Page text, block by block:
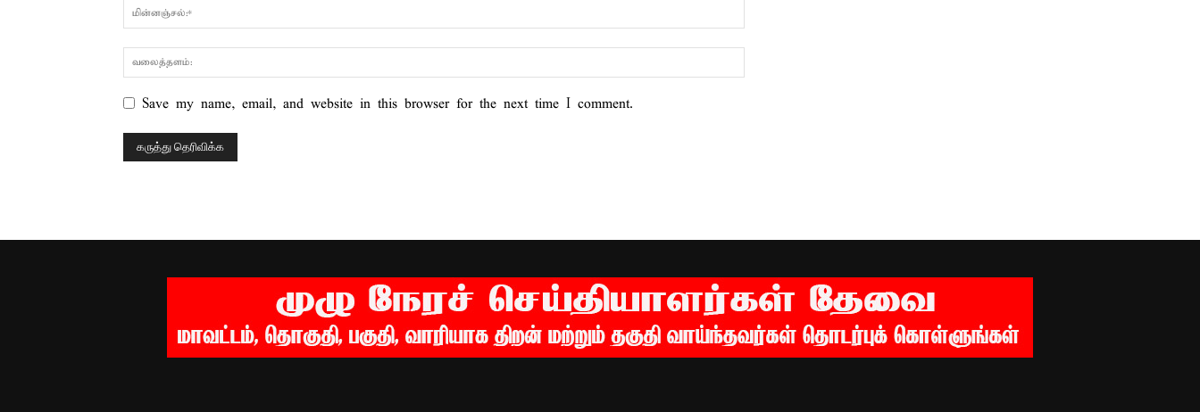
Save my name, email, and website in this browser for the next time I comment.